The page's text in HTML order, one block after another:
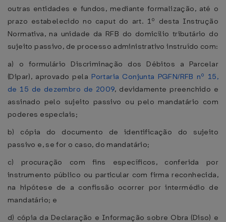
outras entidades e fundos, mediante formalização, até o
prazo estabelecido no caput do art. 1º desta Instrução
Normativa, na unidade da RFB do domicílio tributário do
sujeito passivo, de processo administrativo instruído com:
a) o formulário Discriminação dos Débitos a Parcelar
(Dipar), aprovado pela Portaria Conjunta PGFN/RFB nº 15,
de 15 de dezembro de 2009, devidamente preenchido e
assinado pelo sujeito passivo ou pelo mandatário com
poderes especiais;
b) cópia do documento de identificação do sujeito
passivo e, se for o caso, do mandatário;
c) procuração com fins específicos, conferida por
instrumento público ou particular com firma reconhecida,
na hipótese de a confissão ocorrer por intermédio de
mandatário; e
d) cópia da Declaração e Informação sobre Obra (Diso) e